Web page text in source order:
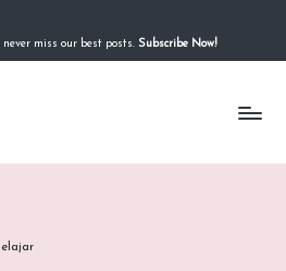
miss our best posts. Subscribe Now!